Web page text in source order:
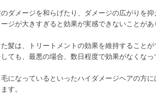
のダメージを和らげたり、ダメージの広がりを
ジが大きすぎると効果が実感できないことがあ
髪は、トリートメントの効果を維持することが
ても、最悪の場合、数日程度で効果がなくなっ
になっているといったハイダメージヘアの方に
す。